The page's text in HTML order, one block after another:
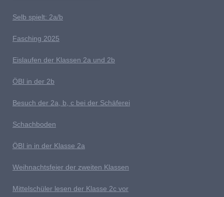
Selb spielt: 2a/b
Fasching 2025
Eislaufen der Klassen 2a und 2b
ÖBI in der 2b
Besuch der 2a, b, c bei der Schäferei
Schachboden
ÖBI in in der Klasse 2a
Weihnachtsfeier der zweiten Klassen
Mittelschüler lesen der Klasse 2c vor